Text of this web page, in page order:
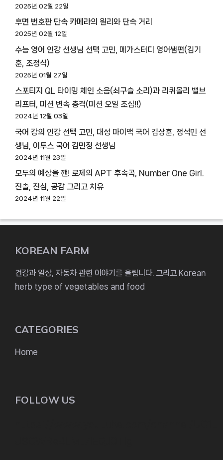
2025년 02월 22일
후면 번호판 단속 카메라의 원리와 단속 거리
2025년 02월 12일
수능 영어 인강 선생님 선택 고민, 메가스터디 영어쌤편(김기
훈, 조정식)
2025년 01월 27일
스포티지 QL 타이밍 체인 소음(쇠구슬 소리)과 리퀴몰리 밸브
리프터, 미션 변속 충격(미션 오일 조심!!)
2024년 12월 03일
국어 강의 인강 선택 고민, 대성 마이맥 국어 김상훈, 정석민 선
생님, 이투스 국어 김민정 선생님
2024년 11월 23일
모두의 예상을 깬! 로제의 APT 후속곡, Number One Girl.
진솔, 진심, 공감 그리고 치유
2024년 11월 22일
KOREAN FARM
건강과 일상, 자동차 관련 이야기를 올립니다. 그리고 Korean
herb type of vegetables and food
CATEGORIES
Home
FOLLOW US